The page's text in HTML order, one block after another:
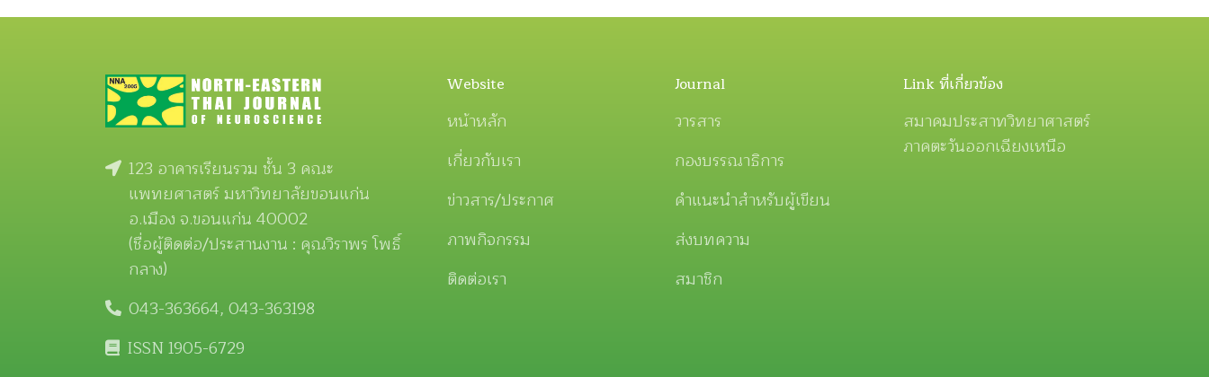
123 อาคารเรียนรวม ชั้น 3 คณะ
แพทยศาสตร์ มหาวิทยาลัยขอนแก่น
อ.เมือง จ.ขอนแก่น 40002
(ชื่อผู้ติดต่อ/ประสานงาน : คุณวิราพร โพธิ์
กลาง)
043-363664, 043-363198
ISSN 1905-6729
Website
หน้าหลัก
เกี่ยวกับเรา
ข่าวสาร/ประกาศ
ภาพกิจกรรม
ติดต่อเรา
Journal
วารสาร
กองบรรณาธิการ
คำแนะนำสำหรับผู้เขียน
ส่งบทความ
สมาชิก
Link ที่เกี่ยวข้อง
สมาคมประสาทวิทยาศาสตร์
ภาคตะวันออกเฉียงเหนือ